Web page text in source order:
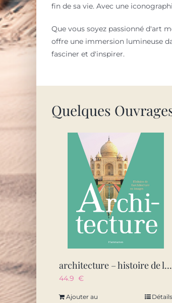
fin de sa vie. Avec une
Que vous soyez passionné d'art
offre une immersion lumineuse
fasciner et d'inspirer.
Quelques
architecture – histoire de l’architecture en images
44.9 €
Ajouter au
Détails